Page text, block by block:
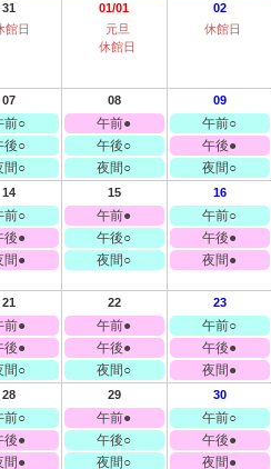
31
館日
01/01
元旦
休館日
02
休館日
07
前○
後○
間○
08
午前●
午後○
夜間○
09
午前○
午後●
夜間○
14
前○
後●
間●
15
午前●
午後○
夜間○
16
午前○
午後●
夜間●
21
前●
後●
間○
22
午前●
午後●
夜間○
23
午前○
午後●
夜間●
28
前○
後●
間●
29
午前●
午後○
夜間○
30
午前○
午後●
夜間●